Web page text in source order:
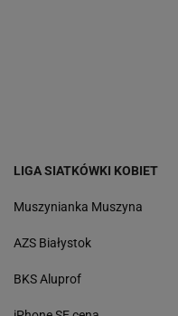
LIGA SIATKÓWKI KOBIET
Muszynianka Muszyna
AZS Białystok
BKS Aluprof